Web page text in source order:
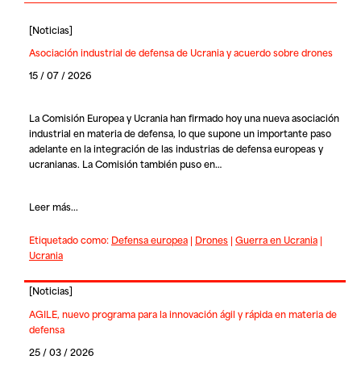
[Noticias]
Asociación industrial de defensa de Ucrania y acuerdo sobre drones
15 / 07 / 2026
La Comisión Europea y Ucrania han firmado hoy una nueva asociación
industrial en materia de defensa, lo que supone un importante paso
adelante en la integración de las industrias de defensa europeas y
ucranianas. La Comisión también puso en…
Leer más...
Etiquetado como: Defensa europea| Drones| Guerra en Ucrania|
Ucrania
[Noticias]
AGILE, nuevo programa para la innovación ágil y rápida en materia de
defensa
25 / 03 / 2026